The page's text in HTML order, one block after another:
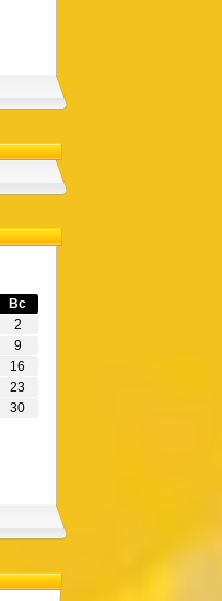
Вс
2
9
16
23
30